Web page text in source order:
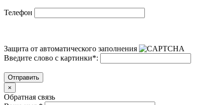
Телефон
Защита от автоматического заполнения
Введите слово с картинки*:
Отправить
×
Обратная связь